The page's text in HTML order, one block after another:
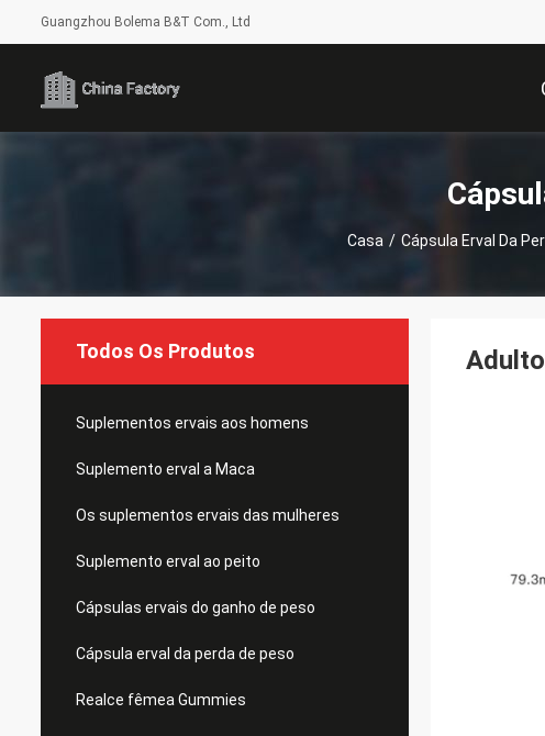
Guangzhou Bolema B&T Com., Ltd
Casa / Cápsula Erval Da
Todos Os Produtos
Suplementos ervais aos homens
Suplemento erval a Maca
Os suplementos ervais das mulheres
Suplemento erval ao peito
Cápsulas ervais do ganho de peso
Cápsula erval da perda de peso
Realce fêmea Gummies